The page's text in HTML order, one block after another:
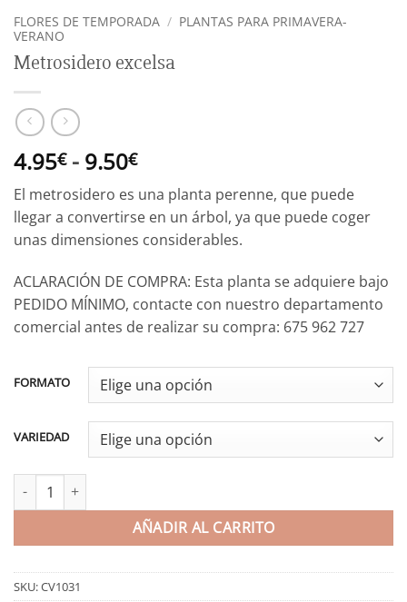
FLORES DE TEMPORADA / PLANTAS PARA PRIMAVERA-
VERANO
Metrosidero excelsa
4.95€ - 9.50€Rango
precios:
desde
4.95€
hasta
9.50€
El metrosidero es una planta perenne, que puede
llegar a convertirse en un árbol, ya que puede coger
unas dimensiones considerables.
ACLARACIÓN DE COMPRA: Esta planta se adquiere bajo
PEDIDO MÍNIMO, contacte con nuestro departamento
comercial antes de realizar su compra: 675 962 727
FORMATO
VARIEDAD
Metrosidero excelsa cantidad
AÑADIR AL CARRITO
SKU:CV1031